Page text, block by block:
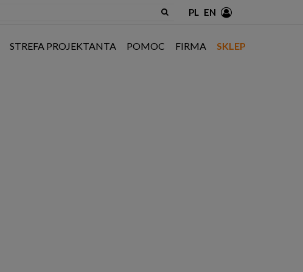
PL EN
STREFA PROJEKTANTA POMOC FIRMA SKLEP